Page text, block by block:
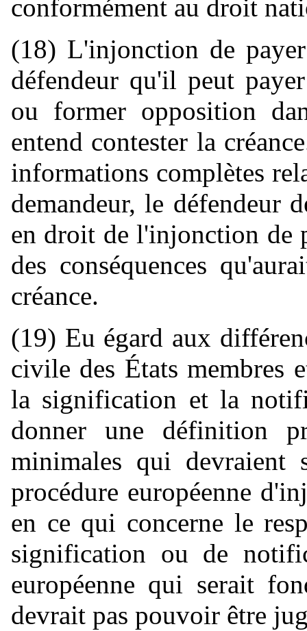
conformément au droit
(18) L'injonction de
défendeur qu'il peut
ou former opposition
entend contester la
informations complètes
demandeur, le défendeur
en droit de l'injonction de
des conséquences
créance.
(19) Eu égard aux
civile des États membres
la signification et la
donner une définition
minimales qui devraient
procédure européenne
en ce qui concerne le
signification ou de
européenne qui serait
devrait pas pouvoir être